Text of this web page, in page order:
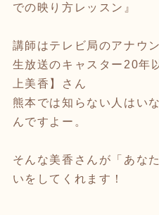
での映り方レッスン』
講師はテレビ局のアナウ
生放送のキャスター20年
上美香】さん
熊本では知らない人はい
んですよー。
そんな美香さんが「あな
いをしてくれます！